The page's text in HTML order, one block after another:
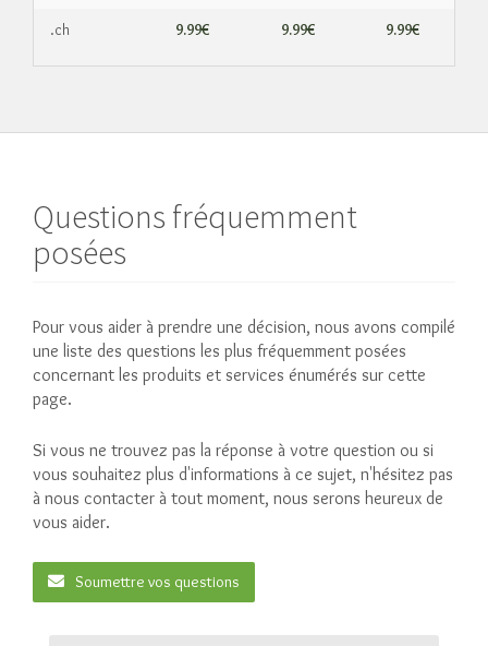
.ch 9.99€ 9.99€ 9.99€
Questions fréquemment
posées
Pour vous aider à prendre une décision, nous avons compilé
une liste des questions les plus fréquemment posées
concernant les produits et services énumérés sur cette
page.
Si vous ne trouvez pas la réponse à votre question ou si
vous souhaitez plus d'informations à ce sujet, n'hésitez pas
à nous contacter à tout moment, nous serons heureux de
vous aider.
Soumettre vos questions